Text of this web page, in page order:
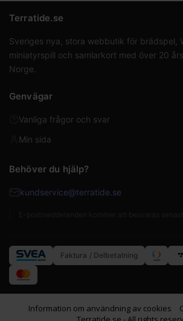
Terratide.se
Sveriges nya, stora webbutik för brädspel,
miniatyrspill och samlarkort med över 20
Norge.
Genvägar
Vanliga frågor och svar
Min sida
Behöver du hjälp?
kundservice@terratide.se
Faktura / Delbetalning
Information om användning av cookies